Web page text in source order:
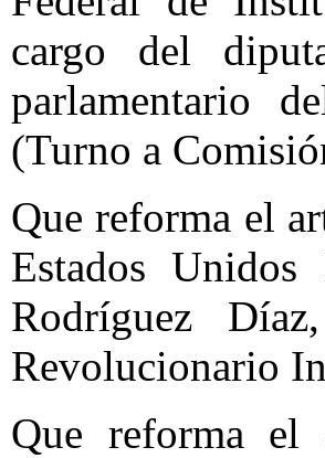
cargo del
parlamentario
(Turno a
Que reforma el
Estados
Rodríguez
Revolucionario
Que reforma